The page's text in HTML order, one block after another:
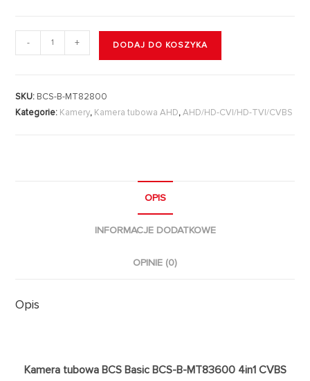
- + DODAJ DO KOSZYKA
SKU: BCS-B-MT82800
Kategorie: Kamery, Kamera tubowa AHD,AHD/HD-CVI/HD-TVI/CVBS
OPIS
INFORMACJE DODATKOWE
OPINIE (0)
Opis
Kamera tubowa BCS Basic BCS-B-MT83600 4in1 CVBS